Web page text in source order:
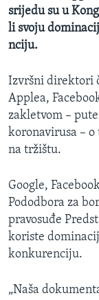
srijedu su u
li svoju
nciju.
Izvršni direktori
Applea,
zakletvom –
koronavirusa –
na tržištu.
Google,
Pododbora za
pravosuđe
koriste
konkurenciju.
„Naša